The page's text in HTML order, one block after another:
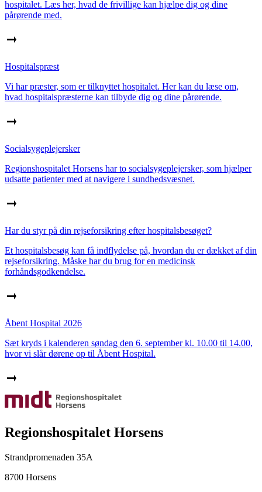
hospitalet. Læs her, hvad de frivillige kan hjælpe dig og dine
pårørende med.
Hospitalspræst
Vi har præster, som er tilknyttet hospitalet. Her kan du læse om,
hvad hospitalspræsterne kan tilbyde dig og dine pårørende.
Socialsygeplejersker
Regionshospitalet Horsens har to socialsygeplejersker, som hjælper
udsatte patienter med at navigere i sundhedsvæsnet.
Har du styr på din rejseforsikring efter hospitalsbesøget?
Et hospitalsbesøg kan få indflydelse på, hvordan du er dækket af din
rejseforsikring. Måske har du brug for en medicinsk
forhåndsgodkendelse.
Åbent Hospital 2026
Sæt kryds i kalenderen søndag den 6. september kl. 10.00 til 14.00,
hvor vi slår dørene op til Åbent Hospital.
Regionshospitalet Horsens
Strandpromenaden 35A
8700 Horsens